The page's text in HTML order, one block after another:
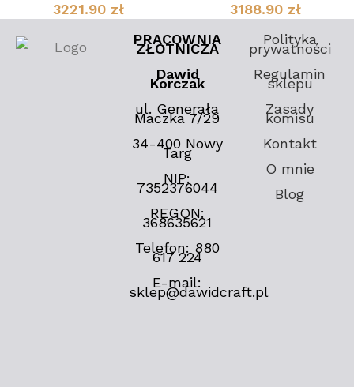
3221.90 zł 3188.90 zł
PRACOWNIA
ZŁOTNICZA
Dawid
Korczak
ul. Generała
Maczka 7/29
34-400 Nowy
Targ
NIP:
7352376044
REGON:
368635621
Telefon: 880
617 224
E-mail:
sklep@dawidcraft.pl
Polityka
prywatności
Regulamin
sklepu
Zasady
komisu
Kontakt
O mnie
Blog